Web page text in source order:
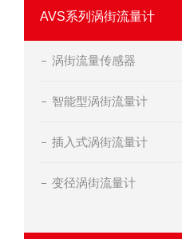
AVS系列涡街流量计
涡街流量传感器
智能型涡街流量计
插入式涡街流量计
变径涡街流量计